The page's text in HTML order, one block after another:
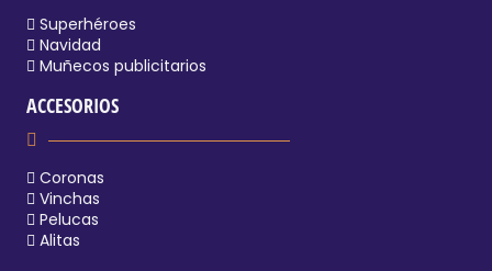
Superhéroes
Navidad
Muñecos publicitarios
ACCESORIOS
Coronas
Vinchas
Pelucas
Alitas